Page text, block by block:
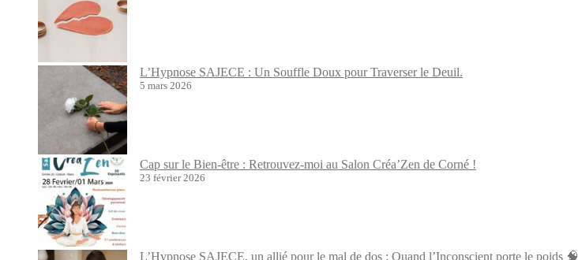
L’Hypnose SAJECE : Un Souffle Doux pour Traverser le Deuil.
5 mars 2026
Cap sur le Bien-être : Retrouvez-moi au Salon Créa’Zen de Corné !
23 février 2026
L’Hypnose SAJECE, un allié pour le mal de dos : Quand l’Inconscient porte le poids 🧠